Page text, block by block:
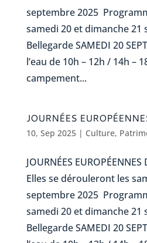
septembre 2025
samedi 20 et dimanche 21
Bellegarde SAMEDI 20
l’eau de 10h – 12h / 14h –
campement...
JOURNÉES
10, Sep 2025| Culture,
JOURNÉES
Elles se dérouleront les
septembre 2025
samedi 20 et dimanche 21
Bellegarde SAMEDI 20